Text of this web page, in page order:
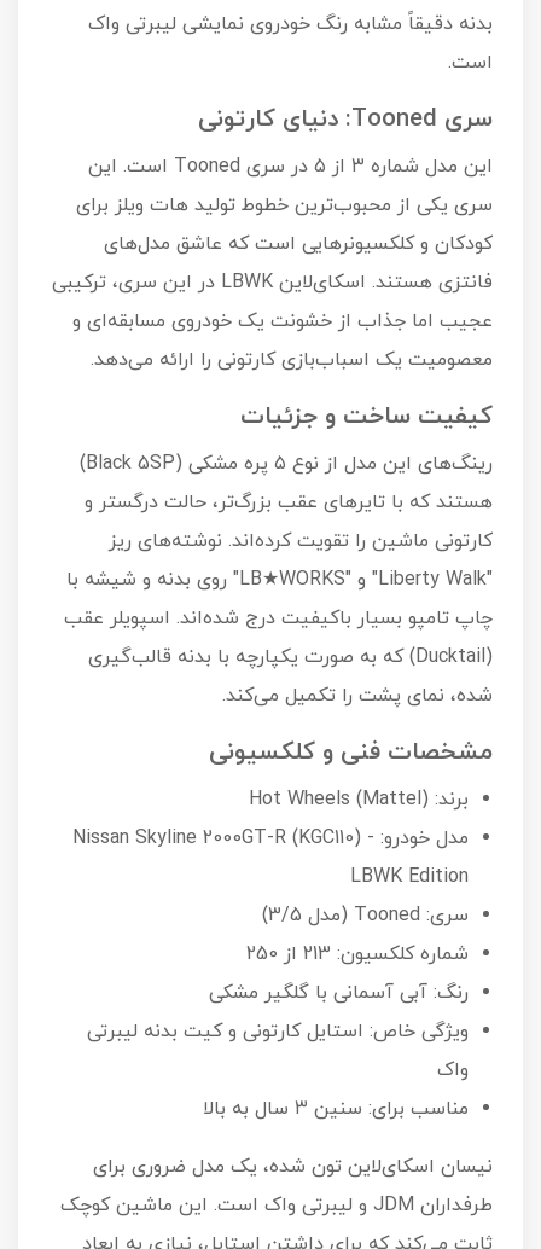
بدنه دقیقاً مشابه رنگ خودروی نمایشی لیبرتی واک
است.
سری Tooned: دنیای کارتونی
این مدل شماره ۳ از ۵ در سری Tooned است. این
سری یکی از محبوب‌ترین خطوط تولید هات ویلز برای
کودکان و کلکسیونرهایی است که عاشق مدل‌های
فانتزی هستند. اسکای‌لاین LBWK در این سری، ترکیبی
عجیب اما جذاب از خشونت یک خودروی مسابقه‌ای و
معصومیت یک اسباب‌بازی کارتونی را ارائه می‌دهد.
کیفیت ساخت و جزئیات
رینگ‌های این مدل از نوع ۵ پره مشکی (Black 5SP)
هستند که با تایرهای عقب بزرگ‌تر، حالت درگستر و
کارتونی ماشین را تقویت کرده‌اند. نوشته‌های ریز
"Liberty Walk" و "LB★WORKS" روی بدنه و شیشه با
چاپ تامپو بسیار باکیفیت درج شده‌اند. اسپویلر عقب
(Ducktail) که به صورت یکپارچه با بدنه قالب‌گیری
شده، نمای پشت را تکمیل می‌کند.
مشخصات فنی و کلکسیونی
برند: Hot Wheels (Mattel)
مدل خودرو: Nissan Skyline 2000GT-R (KGC110) -
LBWK Edition
سری: Tooned (مدل 3/5)
شماره کلکسیون: 213 از 250
رنگ: آبی آسمانی با گلگیر مشکی
ویژگی خاص: استایل کارتونی و کیت بدنه لیبرتی
واک
مناسب برای: سنین ۳ سال به بالا
نیسان اسکای‌لاین تون شده، یک مدل ضروری برای
طرفداران JDM و لیبرتی واک است. این ماشین کوچک